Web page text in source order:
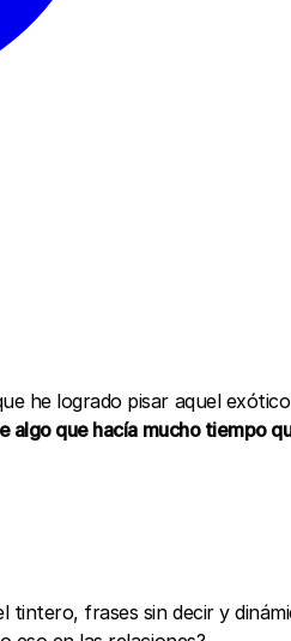
he logrado pisar aquel
algo que hacía mucho tiempo
frases sin decir y